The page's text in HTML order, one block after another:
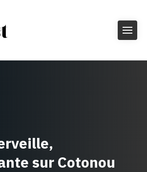
sur Cotonou